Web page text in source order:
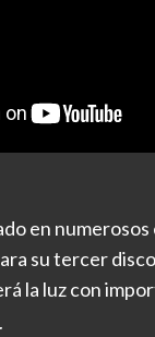
en
su tercer
la luz con